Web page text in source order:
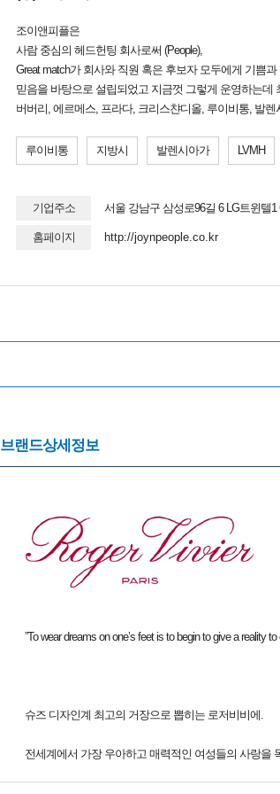
조이앤피플은
사람 중심의 헤드헌팅 회사로써 (People),
Great match가 회사와 직원 혹은 후보자 모두에게 기쁨
믿음을 바탕으로 설립되었고 지금껏 그렇게 운영하는데
버버리, 에르메스, 프라다, 크리스챤디올, 루이비통, 발
루이비통 지방시 발렌시아가 LVMH
기업주소 서울 강남구 삼성로96길 6 LG트윈텔1
홈페이지 http://joynpeople.co.kr
브랜드상세정보
”To wear dreams on one’s feet is to begin to give a reality
슈즈 디자인계 최고의 거장으로 뽑히는 로저비비에.
전세계에서 가장 우아하고 매력적인 여성들의 사랑을